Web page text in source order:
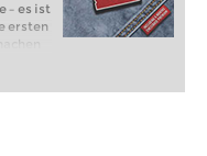
– es ist
ersten
und